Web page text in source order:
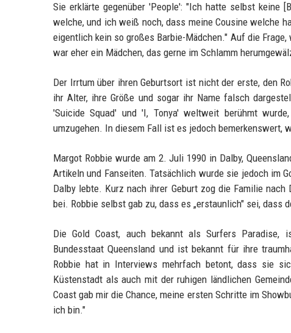
Sie erklärte gegenüber 'People': "Ich hatte selbst keine
welche, und ich weiß noch, dass meine Cousine welche
eigentlich kein so großes Barbie-Mädchen." Auf die
war eher ein Mädchen, das gerne im Schlamm
Der Irrtum über ihren Geburtsort ist nicht der erste, den
ihr Alter, ihre Größe und sogar ihr Name falsch
'Suicide Squad' und 'I, Tonya' weltweit berühmt
umzugehen. In diesem Fall ist es jedoch bemerkenswert,
Margot Robbie wurde am 2. Juli 1990 in Dalby,
Artikeln und Fanseiten. Tatsächlich wurde sie jedoch im
Dalby lebte. Kurz nach ihrer Geburt zog die Familie
bei. Robbie selbst gab zu, dass es „erstaunlich" sei, dass
Die Gold Coast, auch bekannt als Surfers Paradise,
Bundesstaat Queensland und ist bekannt für ihre
Robbie hat in Interviews mehrfach betont, dass sie
Küstenstadt als auch mit der ruhigen ländlichen
Coast gab mir die Chance, meine ersten Schritte im
ich bin."